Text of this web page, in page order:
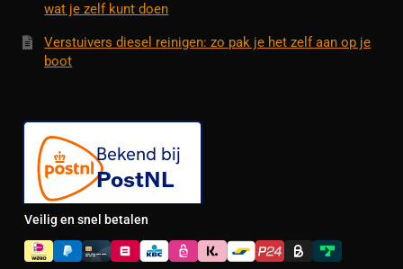
wat je zelf kunt doen
Verstuivers diesel reinigen: zo pak je het zelf aan op je
boot
Veilig en snel betalen